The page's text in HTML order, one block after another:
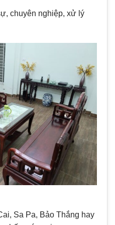
chuyên nghiệp, xử lý
Sa Pa, Bảo Thắng hay